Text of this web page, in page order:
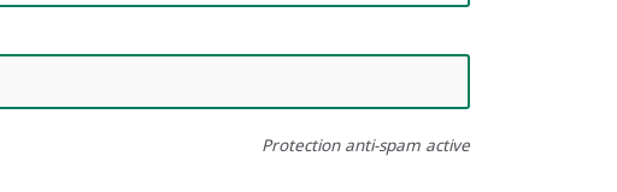
Protection anti-spam active